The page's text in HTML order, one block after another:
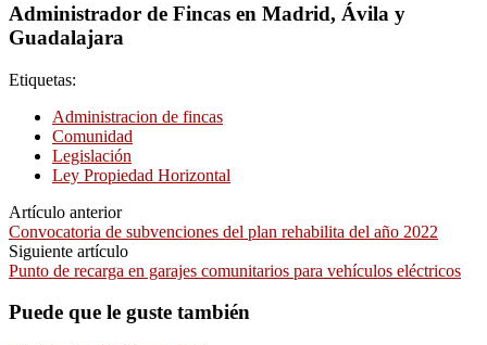
Administrador de Fincas en Madrid, Ávila y
Guadalajara
Etiquetas:
Administracion de fincas
Comunidad
Legislación
Ley Propiedad Horizontal
Artículo anterior
Convocatoria de subvenciones del plan rehabilita del año 2022
Siguiente artículo
Punto de recarga en garajes comunitarios para vehículos eléctricos
Puede que le guste también